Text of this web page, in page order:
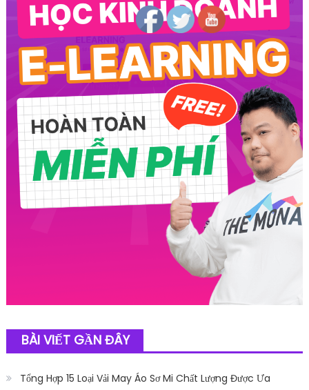
BÀI VIẾT GẦN ĐÂY
Tổng Hợp 15 Loại Vải May Áo Sơ Mi Chất Lượng Được Ưa